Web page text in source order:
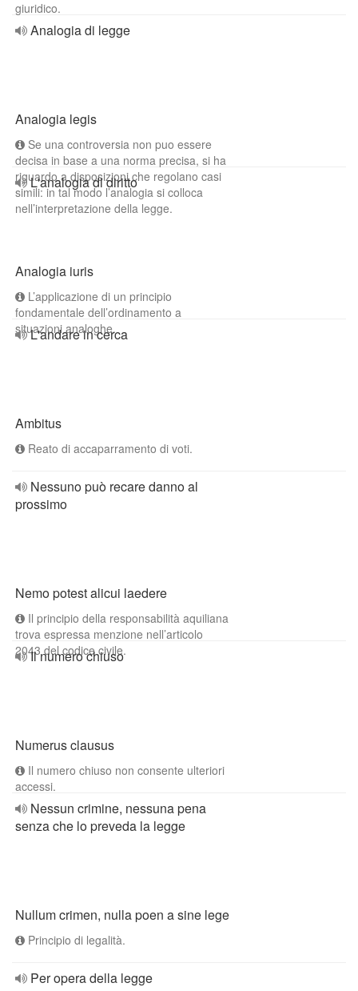
giuridico.
Analogia di legge
Analogia legis
Se una controversia non puo essere
decisa in base a una norma precisa, si ha
riguardo a disposizioni che regolano casi
simili: in tal modo l’analogia si colloca
nell’interpretazione della legge.
L'analogia di diritto
Analogia iuris
L’applicazione di un principio
fondamentale dell’ordinamento a
situazioni analoghe.
L'andare in cerca
Ambitus
Reato di accaparramento di voti.
Nessuno può recare danno al
prossimo
Nemo potest alicui laedere
Il principio della responsabilità aquiliana
trova espressa menzione nell’articolo
2043 del codice civile.
Il numero chiuso
Numerus clausus
Il numero chiuso non consente ulteriori
accessi.
Nessun crimine, nessuna pena
senza che lo preveda la legge
Nullum crimen, nulla poen a sine lege
Principio di legalità.
Per opera della legge